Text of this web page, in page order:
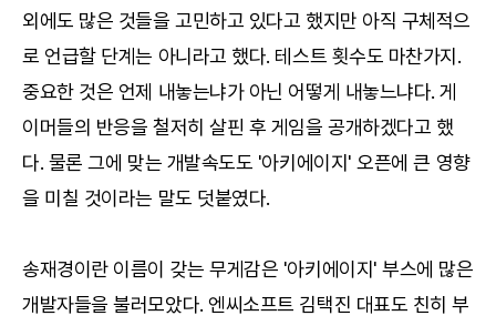
외에도 많은 것들을 고민하고 있다고 했지만 아직 구체적으
로 언급할 단계는 아니라고 했다. 테스트 횟수도 마찬가지.
중요한 것은 언제 내놓는냐가 아닌 어떻게 내놓느냐다. 게
이머들의 반응을 철저히 살핀 후 게임을 공개하겠다고 했
다. 물론 그에 맞는 개발속도도 '아키에이지' 오픈에 큰 영향
을 미칠 것이라는 말도 덧붙였다.
송재경이란 이름이 갖는 무게감은 '아키에이지' 부스에 많은
개발자들을 불러모았다. 엔씨소프트 김택진 대표도 친히 부